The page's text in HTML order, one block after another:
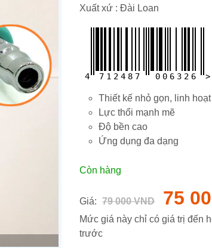
Xuất xứ : Đài Loan
4 7 1 2 4 8 7 0 0 6 3 2 6 >
Thiết kế nhỏ gọn, linh hoạt
Lực thổi mạnh mẽ
Độ bền cao
Ứng dụng đa dạng
Còn hàng
Giá: 79 000 VND 75
Mức giá này chỉ có giá trị đến
trước